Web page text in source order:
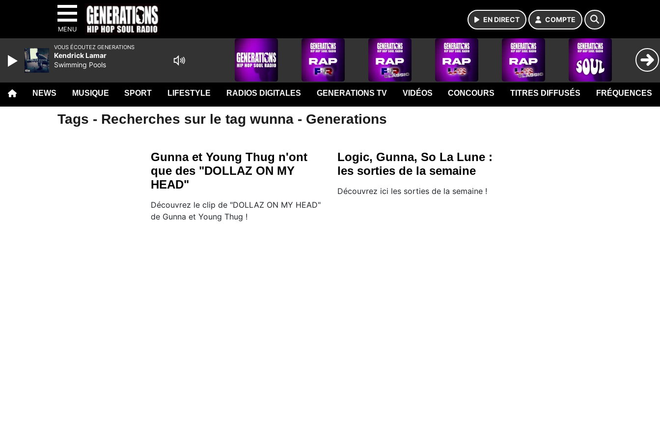
MENU
EN DIRECT COMPTE
NEWS MUSIQUE SPORT LIFESTYLE RADIOS DIGITALES GENERATIONS TV VIDÉOS CONCOURS TITRES DIFFUSÉS FRÉQUENCES
Tags - Recherches sur le tag wunna - Generations
Gunna et Young Thug n'ont
que des "DOLLAZ ON MY
HEAD"
Découvrez le clip de "DOLLAZ ON MY HEAD"
de Gunna et Young Thug !
Logic, Gunna, So La Lune :
les sorties de la semaine
Découvrez ici les sorties de la semaine !
VOUS ÉCOUTEZ GENERATIONS
Kendrick Lamar
Swimming Pools